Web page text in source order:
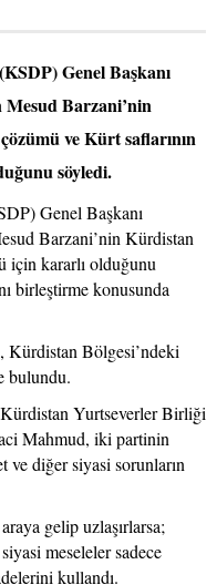
Genel Başkanı
Barzani’nin
ve Kürt saflarının
söyledi.
Genel Başkanı
Barzani’nin Kürdistan
için kararlı olduğunu
birleştirme konusunda
Kürdistan Bölgesi’ndeki
bulundu.
Yurtseverler Birliği
Mahmud, iki partinin
ve diğer siyasi sorunların
gelip uzlaşırlarsa;
meseleler sadece
kullandı.